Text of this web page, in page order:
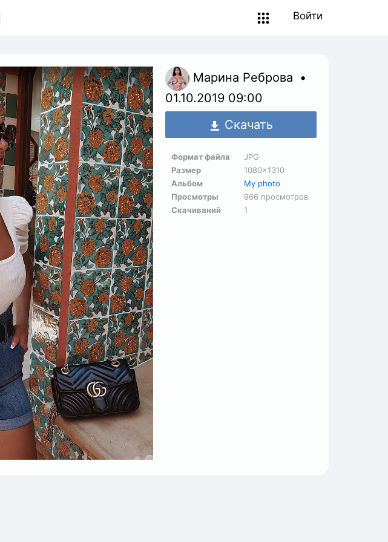
Войти
Марина Реброва
01.10.2019 09:00
Скачать
Формат файла
JPG
Размер
1080×1310
Альбом
My photo
Просмотры
966 просмотров
Скачиваний
1